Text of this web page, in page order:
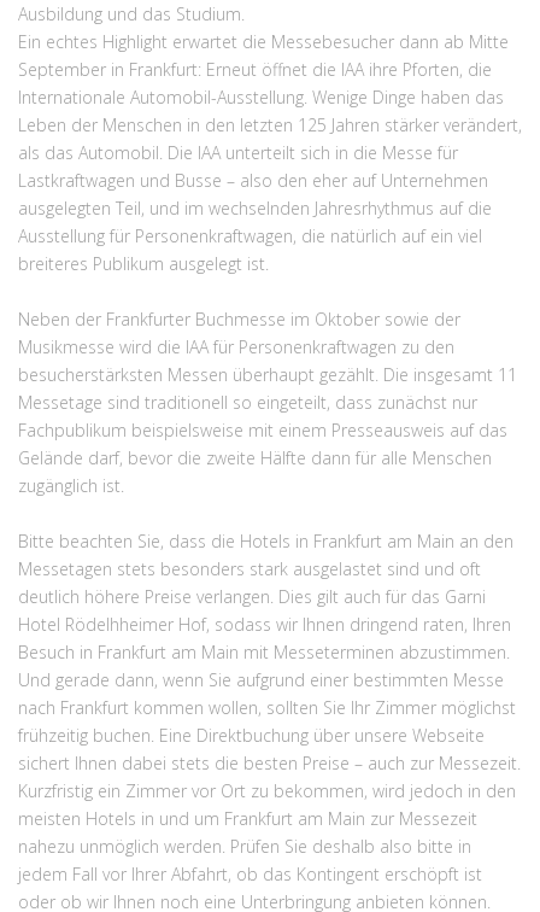
Ausbildung und das Studium.
Ein echtes Highlight erwartet die Messebesucher dann ab Mitte
September in Frankfurt: Erneut öffnet die IAA ihre Pforten, die
Internationale Automobil-Ausstellung. Wenige Dinge haben das
Leben der Menschen in den letzten 125 Jahren stärker verändert,
als das Automobil. Die IAA unterteilt sich in die Messe für
Lastkraftwagen und Busse – also den eher auf Unternehmen
ausgelegten Teil, und im wechselnden Jahresrhythmus auf die
Ausstellung für Personenkraftwagen, die natürlich auf ein viel
breiteres Publikum ausgelegt ist.
Neben der Frankfurter Buchmesse im Oktober sowie der
Musikmesse wird die IAA für Personenkraftwagen zu den
besucherstärksten Messen überhaupt gezählt. Die insgesamt 11
Messetage sind traditionell so eingeteilt, dass zunächst nur
Fachpublikum beispielsweise mit einem Presseausweis auf das
Gelände darf, bevor die zweite Hälfte dann für alle Menschen
zugänglich ist.
Bitte beachten Sie, dass die Hotels in Frankfurt am Main an den
Messetagen stets besonders stark ausgelastet sind und oft
deutlich höhere Preise verlangen. Dies gilt auch für das Garni
Hotel Rödelhheimer Hof, sodass wir Ihnen dringend raten, Ihren
Besuch in Frankfurt am Main mit Messeterminen abzustimmen.
Und gerade dann, wenn Sie aufgrund einer bestimmten Messe
nach Frankfurt kommen wollen, sollten Sie Ihr Zimmer möglichst
frühzeitig buchen. Eine Direktbuchung über unsere Webseite
sichert Ihnen dabei stets die besten Preise – auch zur Messezeit.
Kurzfristig ein Zimmer vor Ort zu bekommen, wird jedoch in den
meisten Hotels in und um Frankfurt am Main zur Messezeit
nahezu unmöglich werden. Prüfen Sie deshalb also bitte in
jedem Fall vor Ihrer Abfahrt, ob das Kontingent erschöpft ist
oder ob wir Ihnen noch eine Unterbringung anbieten können.